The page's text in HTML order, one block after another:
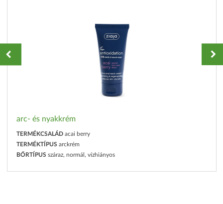
arc- és nyakkrém
TERMÉKCSALÁD acai berry
TERMÉKTÍPUS arckrém
BŐRTÍPUS száraz, normál, vízhiányos